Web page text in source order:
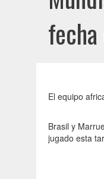
El equipo
Brasil y
jugado esta